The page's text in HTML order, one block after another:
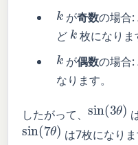
k が奇数の場合:
どk枚になりま
k が偶数の場合:
なります。
したがって、
sin(3θ)
sin(7θ)
は7枚になり